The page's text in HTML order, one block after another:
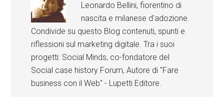
Leonardo Bellini, fiorentino di
nascita e milanese d'adozione.
Condivide su questo Blog contenuti, spunti e
riflessioni sul marketing digitale. Tra i suoi
progetti: Social Minds, co-fondatore del
Social case history Forum, Autore di "Fare
business con il Web" - Lupetti Editore.